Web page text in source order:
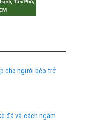
cho người béo trở
đá và cách ngâm